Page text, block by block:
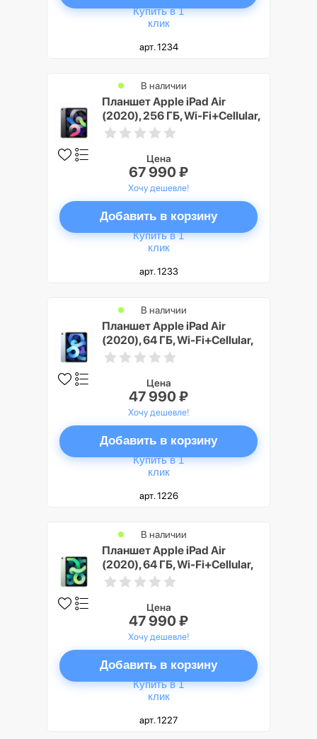
Купить в 1
клик
арт. 1234
Планшет Apple iPad Air
(2020), 256 ГБ, Wi-Fi+Cellular,
серый космос
В наличии
Цена
67 990 ₽
Хочу дешевле!
Добавить в корзину
Купить в 1
клик
арт. 1233
Планшет Apple iPad Air
(2020), 64 ГБ, Wi-Fi+Cellular,
голубой
В наличии
Цена
47 990 ₽
Хочу дешевле!
Добавить в корзину
Купить в 1
клик
арт. 1226
Планшет Apple iPad Air
(2020), 64 ГБ, Wi-Fi+Cellular,
зеленый
В наличии
Цена
47 990 ₽
Хочу дешевле!
Добавить в корзину
Купить в 1
клик
арт. 1227